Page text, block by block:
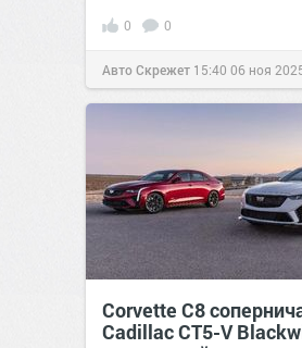
0 0
Авто Скрежет 15:40 06 ноя
Corvette C8
Cadillac CT5-V